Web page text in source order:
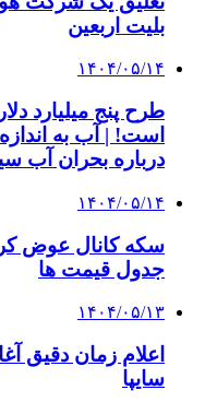
بلیت اربعین
۱۴۰۴/۰۵/۱۴
طرح پنج میلیارد
است! | آب به
درباره بحران آب
۱۴۰۴/۰۵/۱۴
جدول قیمت ها
۱۴۰۴/۰۵/۱۳
اعلام زمان دقیق
سایپا